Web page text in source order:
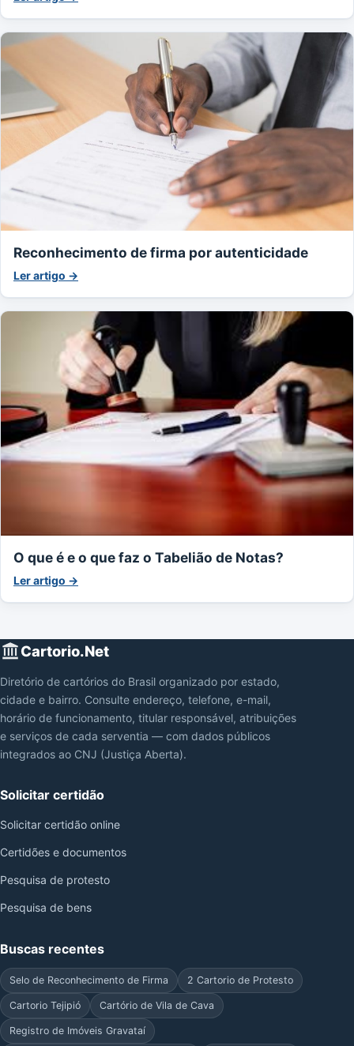
Reconhecimento de firma por autenticidade
Ler artigo →
O que é e o que faz o Tabelião de Notas?
Ler artigo →
Cartorio.Net
Diretório de cartórios do Brasil organizado por estado,
cidade e bairro. Consulte endereço, telefone, e-mail,
horário de funcionamento, titular responsável, atribuições
e serviços de cada serventia — com dados públicos
integrados ao CNJ (Justiça Aberta).
Solicitar certidão
Solicitar certidão online
Certidões e documentos
Pesquisa de protesto
Pesquisa de bens
Buscas recentes
Selo de Reconhecimento de Firma 2 Cartorio de Protesto
Cartorio Tejipió Cartório de Vila de Cava
Registro de Imóveis Gravataí